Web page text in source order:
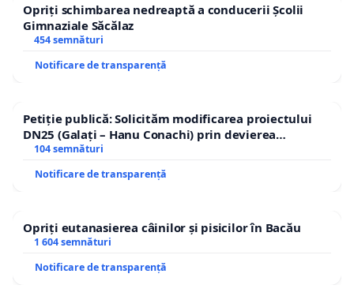
Opriți schimbarea nedreaptă a conducerii Școlii
Gimnaziale Săcălaz
454 semnături
Notificare de transparență
Petiție publică: Solicităm modificarea proiectului
DN25 (Galați – Hanu Conachi) prin devierea
traseului în afara localităților!
104 semnături
Notificare de transparență
Opriți eutanasierea câinilor și pisicilor în Bacău
1 604 semnături
Notificare de transparență